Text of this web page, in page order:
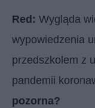
Red: Wygląda
wypowiedzenia
przedszkolem z
pandemii
pozorna?